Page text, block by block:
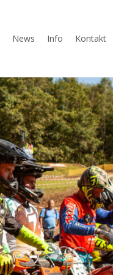
News Info Kontakt